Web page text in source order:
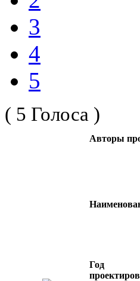
3
4
5
( 5 Голоса )
Авторы
Год